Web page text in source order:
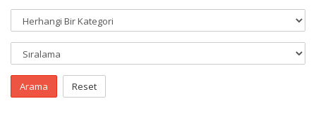
Arama Reset